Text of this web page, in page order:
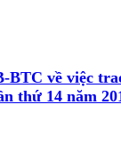
BTC về việc
thứ 14 năm